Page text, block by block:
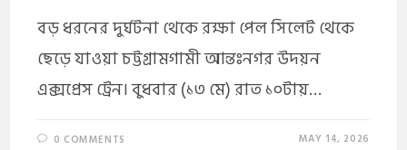
বড় ধরনের দুর্ঘটনা থেকে রক্ষা পেল সিলেট থেকে
ছেড়ে যাওয়া চট্টগ্রামগামী আন্তঃনগর উদয়ন
এক্সপ্রেস ট্রেন। বুধবার (১৩ মে) রাত ১০টায়…
0 COMMENTS MAY 14, 2026